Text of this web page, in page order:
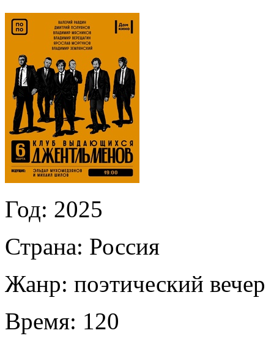
Год: 2025
Страна: Россия
Жанр: поэтический вечер
Время: 120